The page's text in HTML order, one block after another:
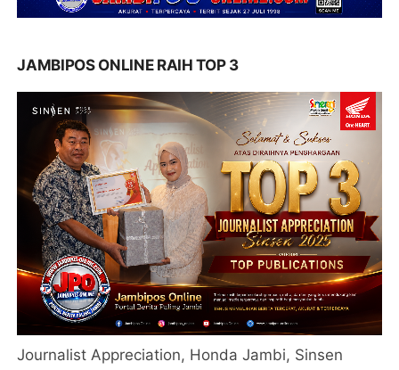
JAMBIPOS ONLINE RAIH TOP 3
Journalist Appreciation, Honda Jambi, Sinsen